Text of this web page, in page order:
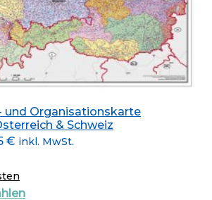
und Organisationskarte
& Schweiz
€ inkl. MwSt.
Dieses